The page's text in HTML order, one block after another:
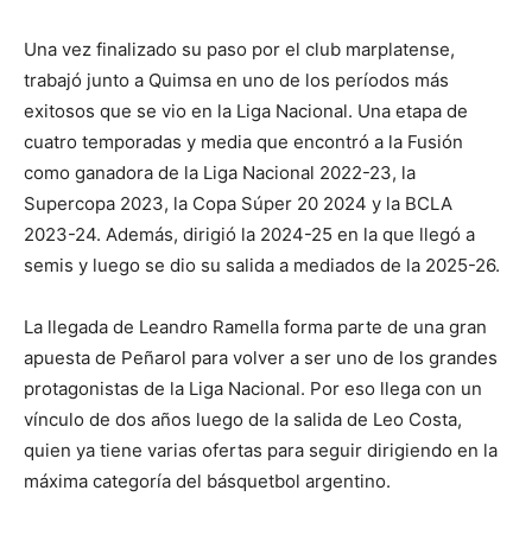
Una vez finalizado su paso por el club marplatense,
trabajó junto a Quimsa en uno de los períodos más
exitosos que se vio en la Liga Nacional. Una etapa de
cuatro temporadas y media que encontró a la Fusión
como ganadora de la Liga Nacional 2022-23, la
Supercopa 2023, la Copa Súper 20 2024 y la BCLA
2023-24. Además, dirigió la 2024-25 en la que llegó a
semis y luego se dio su salida a mediados de la 2025-26.
La llegada de Leandro Ramella forma parte de una gran
apuesta de Peñarol para volver a ser uno de los grandes
protagonistas de la Liga Nacional. Por eso llega con un
vínculo de dos años luego de la salida de Leo Costa,
quien ya tiene varias ofertas para seguir dirigiendo en la
máxima categoría del básquetbol argentino.